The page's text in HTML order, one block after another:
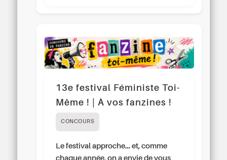
13e festival Féministe Toi-
Même ! | À vos fanzines !
CONCOURS
Le festival approche… et, comme
chaque année, on a envie de vous